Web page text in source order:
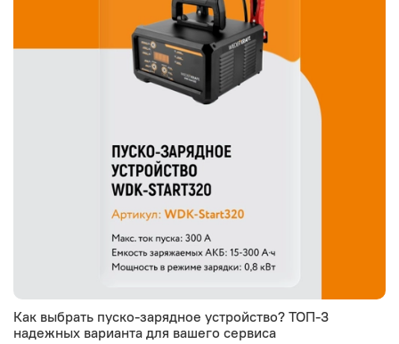
Как выбрать пуско-зарядное устройство? ТОП-3
надежных варианта для вашего сервиса